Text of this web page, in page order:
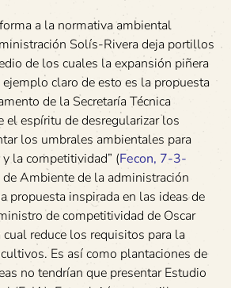
a la normativa ambiental
Solís-Rivera deja portillos
de los cuales la expansión piñera
claro de esto es la propuesta
de la Secretaría Técnica
espíritu de desregularizar los
los umbrales ambientales para
la competitividad” (Fecon, 7-3-
Ambiente de la administración
propuesta inspirada en las ideas de
de competitividad de Oscar
reduce los requisitos para la
Es así como plantaciones de
no tendrían que presentar Estudio